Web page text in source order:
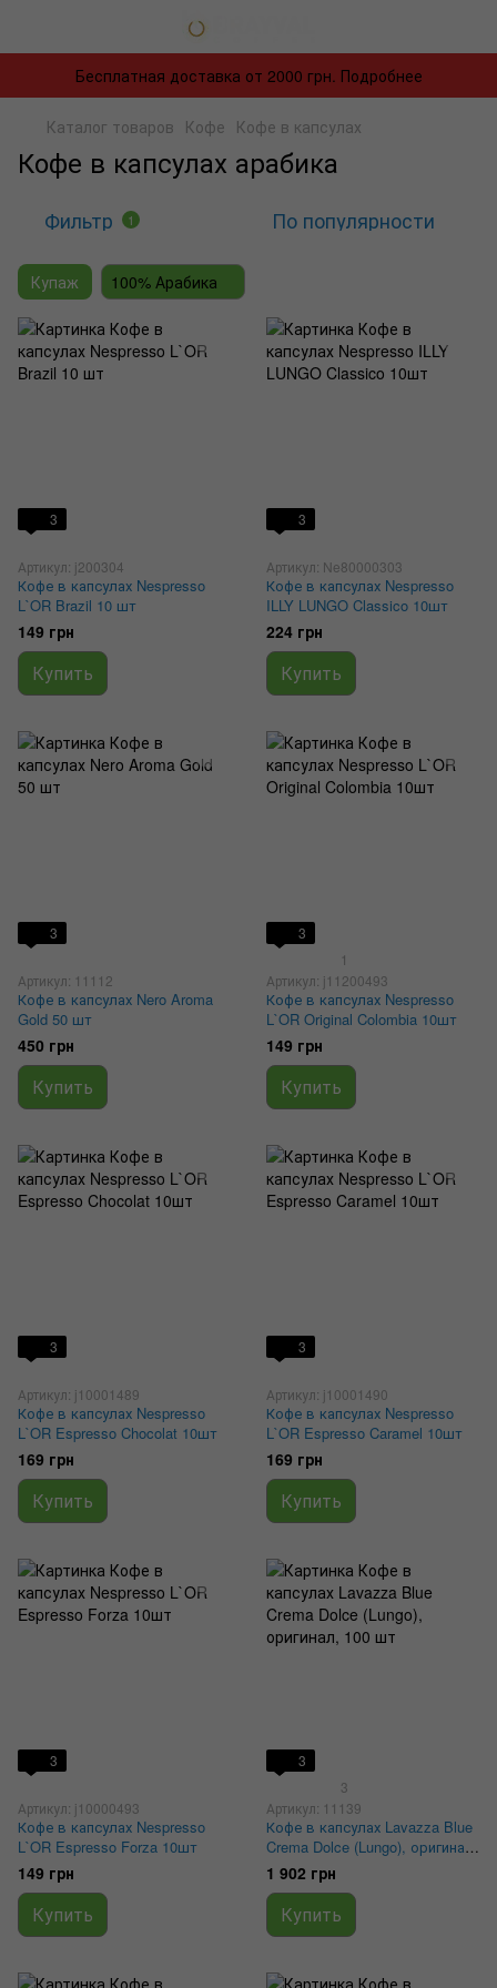
Бесплатная доставка от 2000 грн. Подробнее
Каталог товаров Кофе Кофе в капсулах
Кофе в капсулах арабика
Фильтр 1 По популярности
Купаж 100% Арабика
3
Артикул: j200304
Кофе в капсулах Nespresso
L`OR Brazil 10 шт
149 грн
Купить
3
Артикул: Ne80000303
Кофе в капсулах Nespresso
ILLY LUNGO Classico 10шт
224 грн
Купить
3
Артикул: 11112
Кофе в капсулах Nero Aroma
Gold 50 шт
450 грн
Купить
3
1
Артикул: j11200493
Кофе в капсулах Nespresso
L`OR Original Colombia 10шт
149 грн
Купить
3
Артикул: j10001489
Кофе в капсулах Nespresso
L`OR Espresso Chocolat 10шт
169 грн
Купить
3
Артикул: j10001490
Кофе в капсулах Nespresso
L`OR Espresso Caramel 10шт
169 грн
Купить
3
Артикул: j10000493
Кофе в капсулах Nespresso
L`OR Espresso Forza 10шт
149 грн
Купить
3
3
Артикул: 11139
Кофе в капсулах Lavazza Blue
Crema Dolce (Lungo), оригинал,
100 шт
1 902 грн
Купить